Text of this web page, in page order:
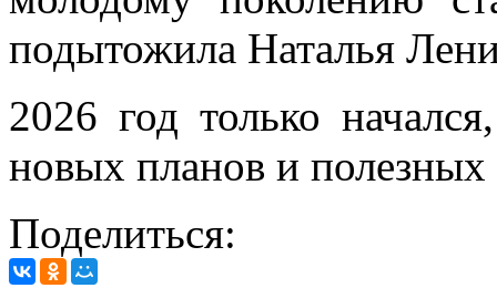
подытожила Наталья
2026 год только
новых планов и
Поделиться: